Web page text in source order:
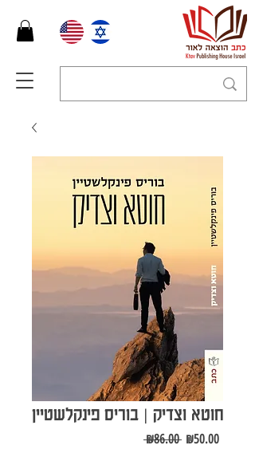
חוטא וצדיק | בוריס פינקלשטיין
₪86.00 Regular
₪50.00Sale